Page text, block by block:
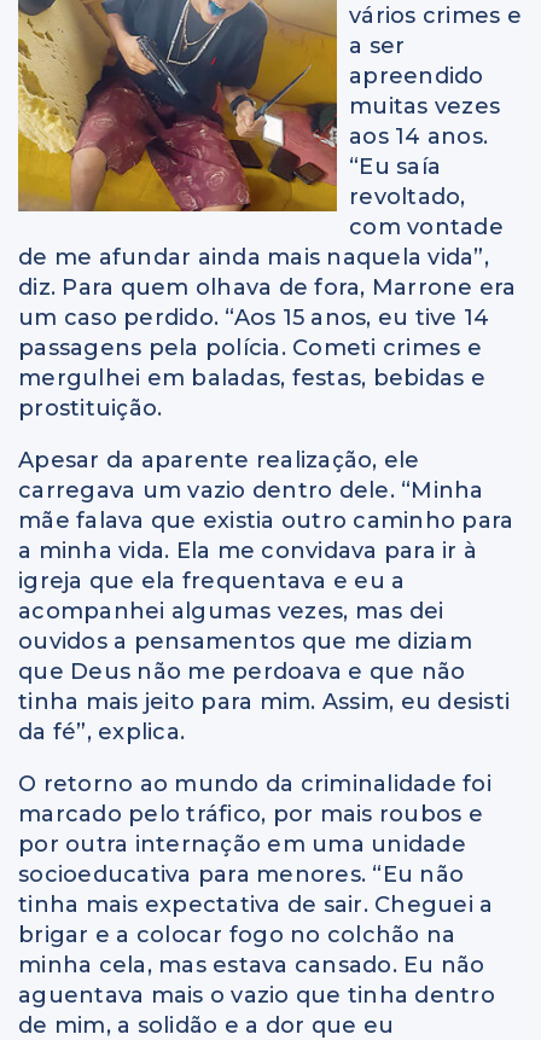
vários crimes e
a ser
apreendido
muitas vezes
aos 14 anos.
“Eu saía
revoltado,
com vontade
de me afundar ainda mais naquela vida”,
diz. Para quem olhava de fora, Marrone era
um caso perdido. “Aos 15 anos, eu tive 14
passagens pela polícia. Cometi crimes e
mergulhei em baladas, festas, bebidas e
prostituição.
Apesar da aparente realização, ele
carregava um vazio dentro dele. “Minha
mãe falava que existia outro caminho para
a minha vida. Ela me convidava para ir à
igreja que ela frequentava e eu a
acompanhei algumas vezes, mas dei
ouvidos a pensamentos que me diziam
que Deus não me perdoava e que não
tinha mais jeito para mim. Assim, eu desisti
da fé”, explica.
O retorno ao mundo da criminalidade foi
marcado pelo tráfico, por mais roubos e
por outra internação em uma unidade
socioeducativa para menores. “Eu não
tinha mais expectativa de sair. Cheguei a
brigar e a colocar fogo no colchão na
minha cela, mas estava cansado. Eu não
aguentava mais o vazio que tinha dentro
de mim, a solidão e a dor que eu